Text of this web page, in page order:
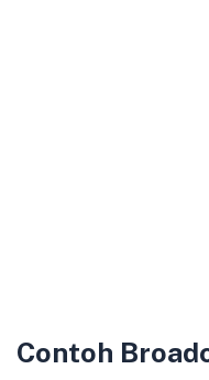
Contoh